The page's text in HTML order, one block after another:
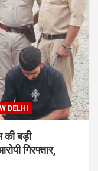
DELHI
बड़ी
गिरफ्तार,